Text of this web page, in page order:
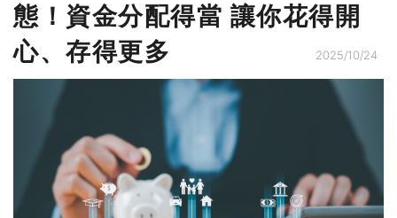
態！資金分配得當 讓你花得開
心、存得更多
2025/10/24